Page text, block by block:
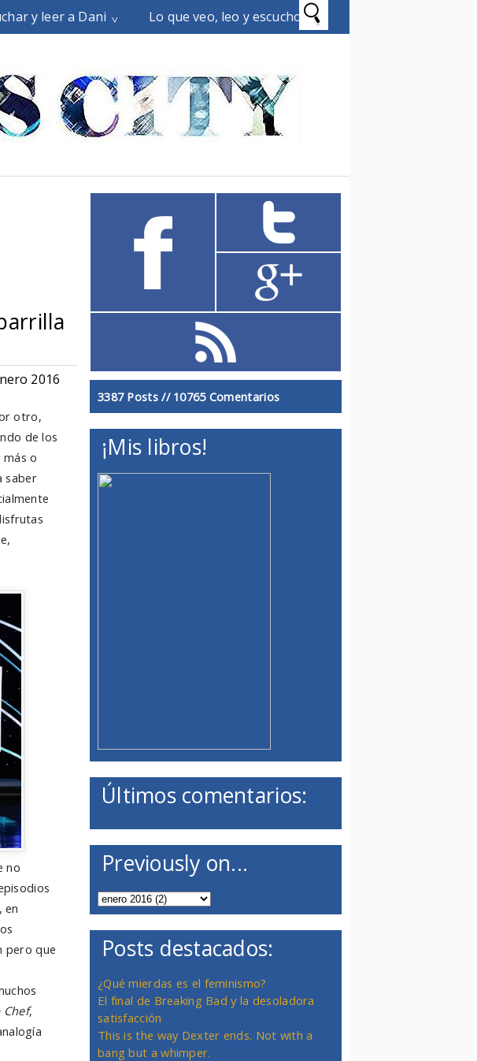
y leer a Dani Lo que veo, leo y escucho
2016
otro,
de los
o
saber
no
en
pero que
Chef,
3387 Posts // 10765 Comentarios
¡Mis libros!
Últimos comentarios:
Previously on...
Posts destacados:
¿Qué mierdas es el feminismo?
El final de Breaking Bad y la desoladora
satisfacción
This is the way Dexter ends. Not with a
bang but a whimper.